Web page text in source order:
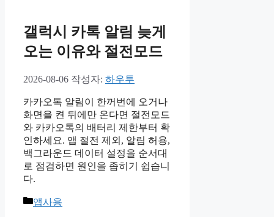
갤럭시 카톡 알림 늦게
오는 이유와 절전모드
2026-08-06 작성자: 하우투
카카오톡 알림이 한꺼번에 오거나
화면을 켠 뒤에만 온다면 절전모드
와 카카오톡의 배터리 제한부터 확
인하세요. 앱 절전 제외, 알림 허용,
백그라운드 데이터 설정을 순서대
로 점검하면 원인을 좁히기 쉽습니
다.
카
앱사용